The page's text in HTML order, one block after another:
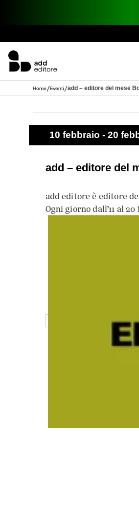
Home/Eventi/add – editore del mese
10 febbraio - 20
add – editore del
add editore è editore
Ogni giorno dall’11 al